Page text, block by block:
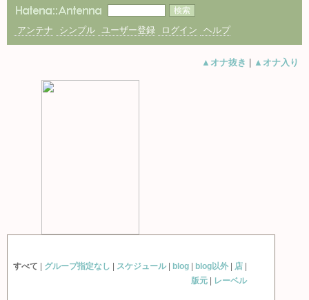
アンテナ シンプル ユーザー登録 ログイン ヘルプ
▲オナ抜き | ▲オナ入り
すべて グループ指定なし スケジュール| blog blog以外 店
版元
レーベル